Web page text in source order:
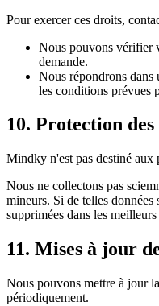
Pour exercer ces droits,
Nous pouvons vérifier
demande.
Nous répondrons dans
les conditions prévues
10. Protection
Mindky n'est pas destiné aux
Nous ne collectons pas
mineurs. Si de telles
supprimées dans les meilleurs
11. Mises à jour
Nous pouvons mettre à jour
périodiquement.